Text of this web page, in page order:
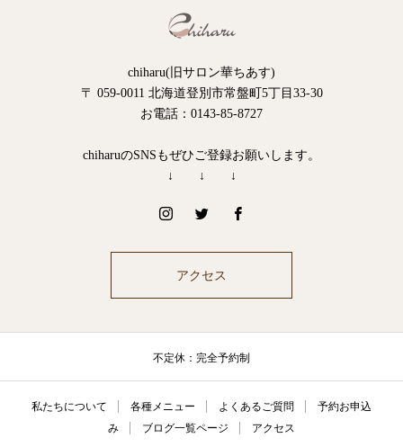
chiharu(旧サロン華ちあす)
〒 059-0011 北海道登別市常盤町5丁目33-30
お電話：0143-85-8727
chiharuのSNSもぜひご登録お願いします。
↓ ↓ ↓
アクセス
不定休：完全予約制
私たちについて 各種メニュー よくあるご質問
予約お申込
み
ブログ一覧ページ アクセス